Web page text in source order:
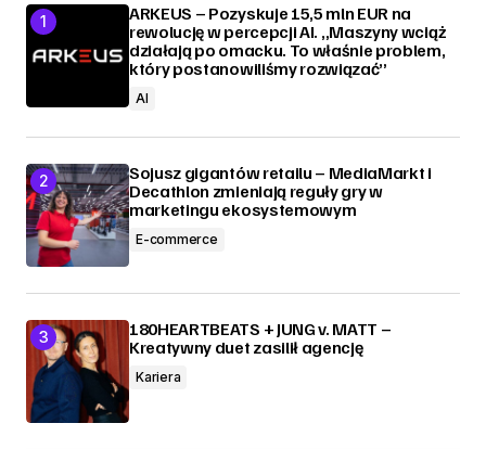
ARKEUS – Pozyskuje 15,5 mln EUR na
rewolucję w percepcji AI. „Maszyny wciąż
działają po omacku. To właśnie problem,
który postanowiliśmy rozwiązać”
AI
Sojusz gigantów retailu – MediaMarkt i
Decathlon zmieniają reguły gry w
marketingu ekosystemowym
E-commerce
180HEARTBEATS + JUNG v. MATT –
Kreatywny duet zasilił agencję
Kariera